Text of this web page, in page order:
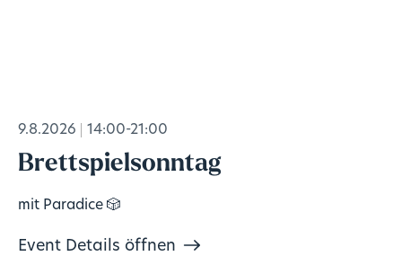
9.8.2026 14:00-21:00
Brettspielsonntag
mit Paradice 🎲
Event Details öffnen